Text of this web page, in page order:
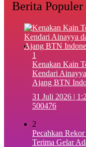
Berita Populer
1
‎Kenakan Kain
Kendari
Ajang BTN
31 Juli 2026 |
500476
2
Pecahkan
Terima Gelar